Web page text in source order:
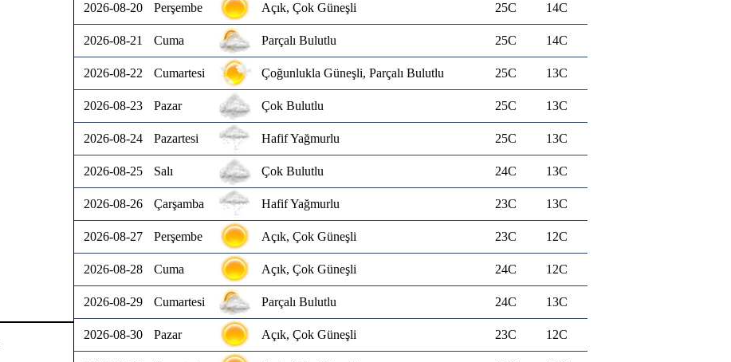
2026-08-20 Perşembe Açık, Çok Güneşli 25C 14C
2026-08-21 Cuma Parçalı Bulutlu 25C 14C
2026-08-22 Cumartesi Çoğunlukla Güneşli, Parçalı Bulutlu 25C 13C
2026-08-23 Pazar Çok Bulutlu 25C 13C
2026-08-24 Pazartesi Hafif Yağmurlu 25C 13C
2026-08-25 Salı Çok Bulutlu 24C 13C
2026-08-26 Çarşamba Hafif Yağmurlu 23C 13C
2026-08-27 Perşembe Açık, Çok Güneşli 23C 12C
2026-08-28 Cuma Açık, Çok Güneşli 24C 12C
2026-08-29 Cumartesi Parçalı Bulutlu 24C 13C
2026-08-30 Pazar Açık, Çok Güneşli 23C 12C